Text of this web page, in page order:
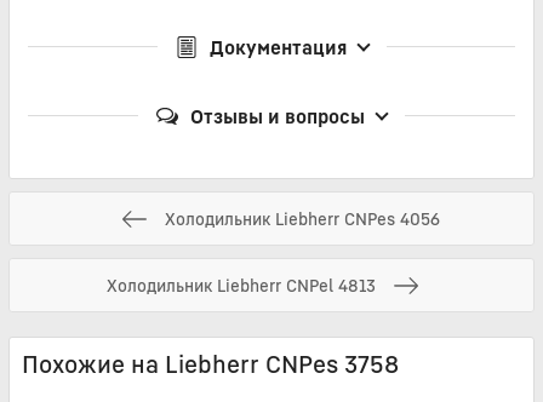
Документация
Отзывы и вопросы
Холодильник Liebherr CNPes 4056
Холодильник Liebherr CNPel 4813
Похожие на Liebherr CNPes 3758